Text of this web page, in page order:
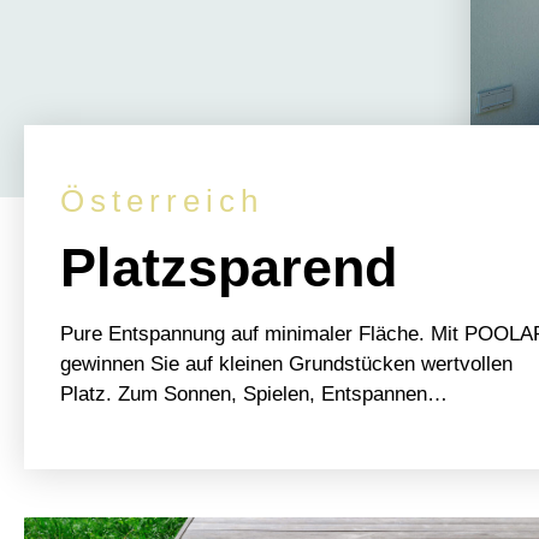
Österreich
Platzsparend
Pure Entspannung auf minimaler Fläche. Mit
gewinnen Sie auf kleinen Grundstücken wertvollen
Platz. Zum Sonnen, Spielen, Entspannen…